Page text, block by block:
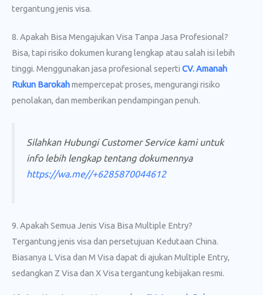
tergantung jenis visa.
8. Apakah Bisa Mengajukan Visa Tanpa Jasa Profesional?
Bisa, tapi risiko dokumen kurang lengkap atau salah isi lebih
tinggi. Menggunakan jasa profesional seperti CV. Amanah
Rukun Barokahmempercepat proses, mengurangi risiko
penolakan, dan memberikan pendampingan penuh.
Silahkan Hubungi Customer Service kami untuk
info lebih lengkap tentang dokumennya
https://wa.me//+6285870044612
9. Apakah Semua Jenis Visa Bisa Multiple Entry?
Tergantung jenis visa dan persetujuan Kedutaan China.
Biasanya L Visa dan M Visa dapat di ajukan Multiple Entry,
sedangkan Z Visa dan X Visa tergantung kebijakan resmi.